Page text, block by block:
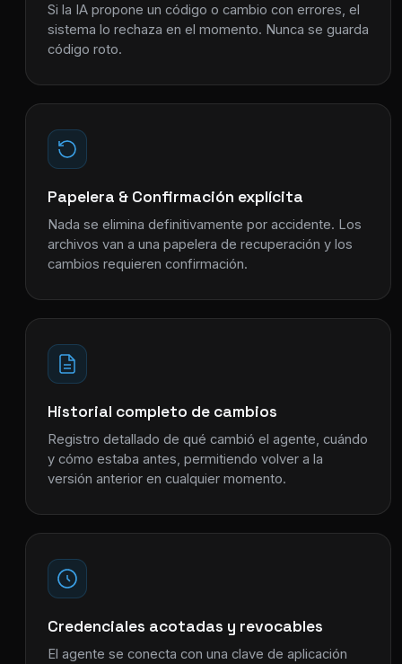
Si la IA propone un código o cambio con errores, el
sistema lo rechaza en el momento. Nunca se guarda
código roto.
Papelera & Confirmación explícita
Nada se elimina definitivamente por accidente. Los
archivos van a una papelera de recuperación y los
cambios requieren confirmación.
Historial completo de cambios
Registro detallado de qué cambió el agente, cuándo
y cómo estaba antes, permitiendo volver a la
versión anterior en cualquier momento.
Credenciales acotadas y revocables
El agente se conecta con una clave de aplicación